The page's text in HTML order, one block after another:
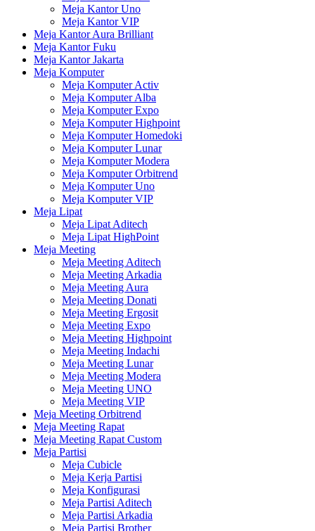
Meja Kantor Uno
Meja Kantor VIP
Meja Kantor Aura Brilliant
Meja Kantor Fuku
Meja Kantor Jakarta
Meja Komputer
Meja Komputer Activ
Meja Komputer Alba
Meja Komputer Expo
Meja Komputer Highpoint
Meja Komputer Homedoki
Meja Komputer Lunar
Meja Komputer Modera
Meja Komputer Orbitrend
Meja Komputer Uno
Meja Komputer VIP
Meja Lipat
Meja Lipat Aditech
Meja Lipat HighPoint
Meja Meeting
Meja Meeting Aditech
Meja Meeting Arkadia
Meja Meeting Aura
Meja Meeting Donati
Meja Meeting Ergosit
Meja Meeting Expo
Meja Meeting Highpoint
Meja Meeting Indachi
Meja Meeting Lunar
Meja Meeting Modera
Meja Meeting UNO
Meja Meeting VIP
Meja Meeting Orbitrend
Meja Meeting Rapat
Meja Meeting Rapat Custom
Meja Partisi
Meja Cubicle
Meja Kerja Partisi
Meja Konfigurasi
Meja Partisi Aditech
Meja Partisi Arkadia
Meja Partisi Brother